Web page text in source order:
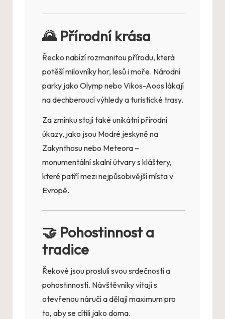
🌄 Přírodní krása
Řecko nabízí rozmanitou přírodu, která
potěší milovníky hor, lesů i moře. Národní
parky jako Olymp nebo Vikos-Aoos lákají
na dechberoucí výhledy a turistické trasy.
Za zmínku stojí také unikátní přírodní
úkazy, jako jsou Modré jeskyně na
Zakynthosu nebo Meteora –
monumentální skalní útvary s kláštery,
které patří mezi nejpůsobivější místa v
Evropě.
🤝 Pohostinnost a
tradice
Řekové jsou proslulí svou srdečností a
pohostinností. Návštěvníky vítají s
otevřenou náručí a dělají maximum pro
to, aby se cítili jako doma.